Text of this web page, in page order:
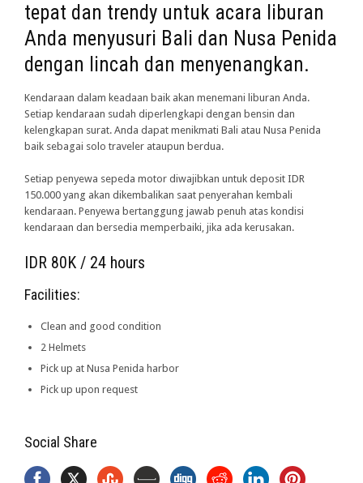
tepat dan trendy untuk acara liburan
Anda menyusuri Bali dan Nusa Penida
dengan lincah dan menyenangkan.
Kendaraan dalam keadaan baik akan menemani liburan Anda.
Setiap kendaraan sudah diperlengkapi dengan bensin dan
kelengkapan surat. Anda dapat menikmati Bali atau Nusa Penida
baik sebagai solo traveler ataupun berdua.
Setiap penyewa sepeda motor diwajibkan untuk deposit IDR
150.000 yang akan dikembalikan saat penyerahan kembali
kendaraan. Penyewa bertanggung jawab penuh atas kondisi
kendaraan dan bersedia memperbaiki, jika ada kerusakan.
IDR 80K / 24 hours
Facilities:
Clean and good condition
2 Helmets
Pick up at Nusa Penida harbor
Pick up upon request
Social Share